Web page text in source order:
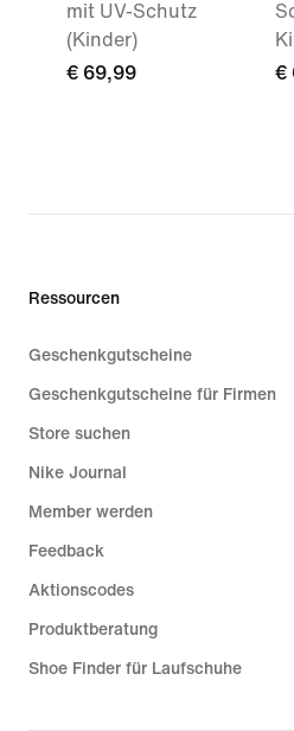
mit UV-Schutz
(Kinder)
€ 69,99
€
Ressourcen
Geschenkgutscheine
Geschenkgutscheine für Firmen
Store suchen
Nike Journal
Member werden
Feedback
Aktionscodes
Produktberatung
Shoe Finder für Laufschuhe